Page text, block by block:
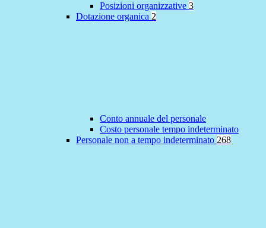
Posizioni organizzative 3
Dotazione organica 2
Conto annuale del personale
Costo personale tempo indeterminato
Personale non a tempo indeterminato 268